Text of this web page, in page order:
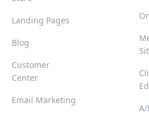
Landing Pages
Blog
Customer
Center
Email Marketing
A/